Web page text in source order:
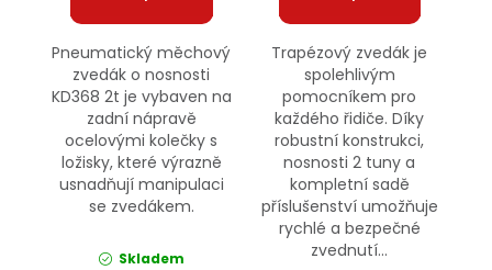
Pneumatický měchový
zvedák o nosnosti
KD368 2t je vybaven na
zadní nápravě
ocelovými kolečky s
ložisky, které výrazně
usnadňují manipulaci
se zvedákem.
Skladem
Trapézový zvedák je
spolehlivým
pomocníkem pro
každého řidiče. Díky
robustní konstrukci,
nosnosti 2 tuny a
kompletní sadě
příslušenství umožňuje
rychlé a bezpečné
zvednutí...